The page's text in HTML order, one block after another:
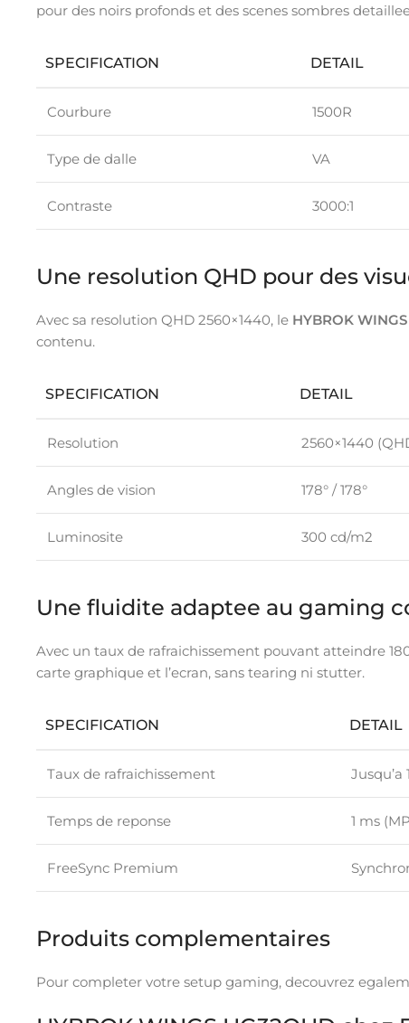
pour des noirs profonds et des scenes sombres
SPECIFICATION DETAIL
Courbure 1500R
Type de dalle VA
Contraste 3000:1
Une resolution QHD pour des
Avec sa resolution QHD 2560×1440, le HYBROK
contenu.
SPECIFICATION DETAIL
Resolution 2560×1440
Angles de vision 178° / 178°
Luminosite 300 cd/m2
Une fluidite adaptee au gaming
Avec un taux de rafraichissement pouvant atteindre
carte graphique et l’ecran, sans tearing ni stutter.
SPECIFICATION DETAIL
Taux de rafraichissement Jusqu’a
Temps de reponse 1 ms
FreeSync Premium
Produits complementaires
Pour completer votre setup gaming, decouvrez